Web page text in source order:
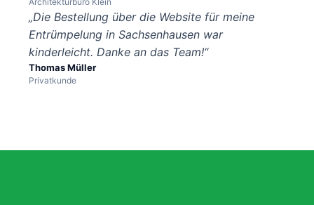
„Die Bestellung über die Website für meine
Entrümpelung in Sachsenhausen war
kinderleicht. Danke an das Team!“
Thomas Müller
Privatkunde